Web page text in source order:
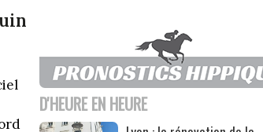
D'HEURE EN HEURE